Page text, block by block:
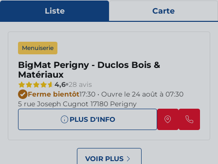
Liste Carte
Menuiserie
BigMat Perigny - Duclos Bois &
Matériaux
4,6 28 avis
Ferme bientôt17:30 • Ouvre le 24 août à 07:30
5 rue Joseph Cugnot 17180 Perigny
PLUS D'INFO
VOIR PLUS